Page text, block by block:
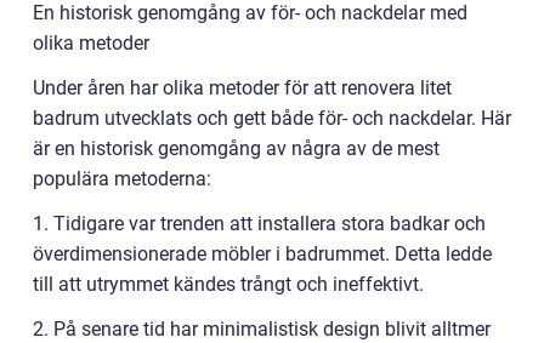
En historisk genomgång av för- och nackdelar med
olika metoder
Under åren har olika metoder för att renovera litet
badrum utvecklats och gett både för- och nackdelar. Här
är en historisk genomgång av några av de mest
populära metoderna:
1. Tidigare var trenden att installera stora badkar och
överdimensionerade möbler i badrummet. Detta ledde
till att utrymmet kändes trångt och ineffektivt.
2. På senare tid har minimalistisk design blivit alltmer